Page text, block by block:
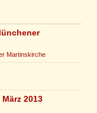
Martinskirche
2013